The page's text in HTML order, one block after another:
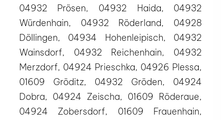
04932 Prösen, 04932 Haida, 04932
Würdenhain, 04932 Röderland, 04928
Döllingen, 04934 Hohenleipisch, 04932
Wainsdorf, 04932 Reichenhain, 04932
Merzdorf, 04924 Prieschka, 04926 Plessa,
01609 Gröditz, 04932 Gröden, 04924
Dobra, 04924 Zeischa, 01609 Röderaue,
04924 Zobersdorf, 01609 Frauenhain,